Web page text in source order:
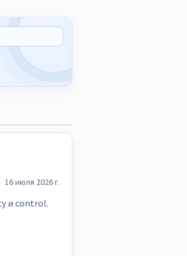
16 июля 2026 г.
и control.